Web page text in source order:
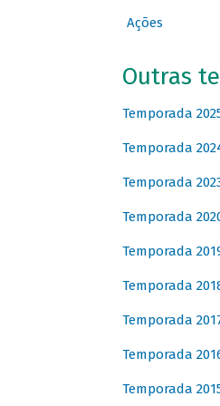
Ações
Outras
Temporada
Temporada
Temporada
Temporada
Temporada
Temporada
Temporada
Temporada
Temporada